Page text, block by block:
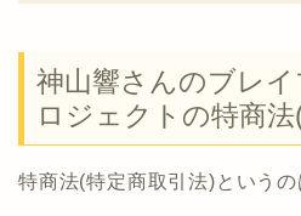
神山響さんのブレ
ロジェクトの特商
特商法(特定商取引法)というの